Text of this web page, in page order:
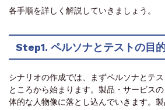
各手順を詳しく解説していきましょう。
Step1. ペルソナとテストの目
シナリオの作成では、まずペルソナとテ
ところから始まります。製品・サービス
体的な人物像に落とし込んでいきます。